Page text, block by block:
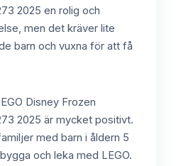
2025 en rolig och
men det kräver lite
barn och vuxna för att få
Disney Frozen
2025 är mycket positivt.
med barn i åldern 5
och leka med LEGO.